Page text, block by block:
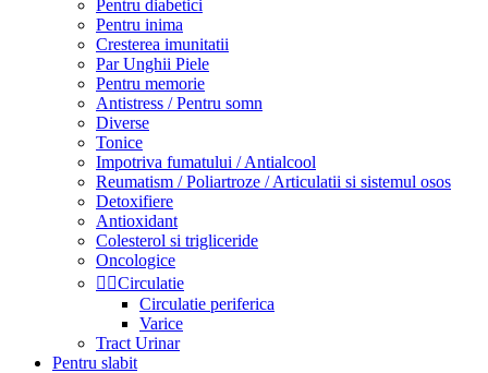
Pentru diabetici
Pentru inima
Cresterea imunitatii
Par Unghii Piele
Pentru memorie
Antistress / Pentru somn
Diverse
Tonice
Impotriva fumatului / Antialcool
Reumatism / Poliartroze / Articulatii si sistemul osos
Detoxifiere
Antioxidant
Colesterol si trigliceride
Oncologice
 Circulatie
Circulatie periferica
Varice
Tract Urinar
Pentru slabit